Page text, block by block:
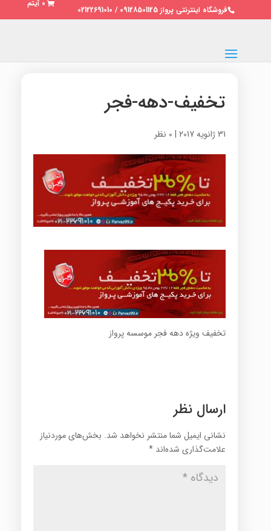
فروشگاه اینترنتی پرواز 09128501125 / 02122691010
0 آیتم
تخفیف-دهه-فجر
31 ژانویه 2017 | 0 نظر
تخفیف ویژه دهه فجر موسسه پرواز
ارسال نظر
نشانی ایمیل شما منتشر نخواهد شد. بخش‌های موردنیاز
علامت‌گذاری شده‌اند *